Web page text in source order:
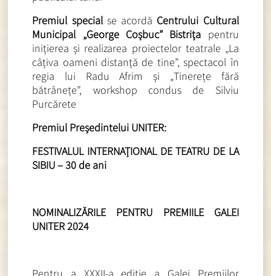
Premiul specialse acordă Centrului Cultural
Municipal „George Coșbuc” Bistrița pentru
inițierea și realizarea proiectelor teatrale „La
câțiva oameni distanță de tine”, spectacol în
regia lui Radu Afrim și „Tinerețe fără
bătrânețe”, workshop condus de Silviu
Purcărete
Premiul Președintelui UNITER:
FESTIVALUL INTERNAȚIONAL DE TEATRU DE LA
SIBIU – 30 de ani
NOMINALIZĂRILE PENTRU PREMIILE GALEI
UNITER 2024
Pentru a XXXII-a ediție a Galei Premiilor